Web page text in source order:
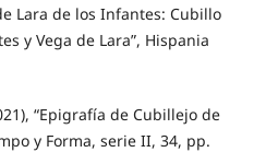
Lara de los Infantes: Cubillo
y Vega de Lara”, Hispania
“Epigrafía de Cubillejo de
y Forma, serie II, 34, pp.